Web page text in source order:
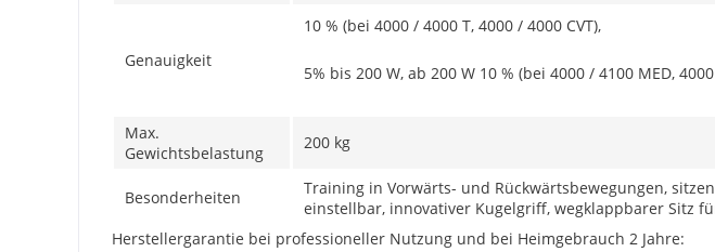
Genauigkeit
10 % (bei 4000 / 4000 T, 4000 / 4000 CVT),
5% bis 200 W, ab 200 W 10 % (bei 4000 / 4100 MED,
Max.
Gewichtsbelastung
200 kg
Besonderheiten
Training in Vorwärts- und Rückwärtsbewegungen,
einstellbar, innovativer Kugelgriff, wegklappbarer Sitz
Herstellergarantie bei professioneller Nutzung und bei Heimgebrauch 2 Jahre: